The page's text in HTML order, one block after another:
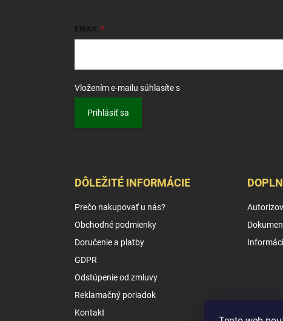
EMAIL
Vložením e-mailu súhlasíte s
Prihlásiť sa
DÔLEŽITÉ INFORMÁCIE
Prečo nakupovať u nás?
Obchodné podmienky
Doručenie a platby
GDPR
Odstúpenie od zmluvy
Reklamačný poriadok
Kontakt